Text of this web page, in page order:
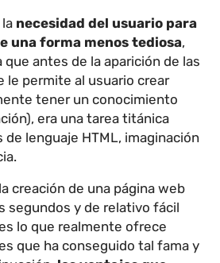
necesidad del usuario para
una forma menos tediosa,
antes de la aparición de las
le permite al usuario crear
tener un conocimiento
era una tarea titánica
de lenguaje HTML, imaginación
creación de una página web
segundos y de relativo fácil
lo que realmente ofrece
que ha conseguido tal fama y